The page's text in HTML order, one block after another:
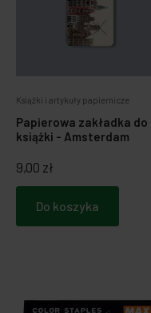
Książki i artykuły papiernicze
Papierowa zakładka do
książki - Amsterdam
9,00 zł
Do koszyka
Zabawki dla psa
Japońska papeteria